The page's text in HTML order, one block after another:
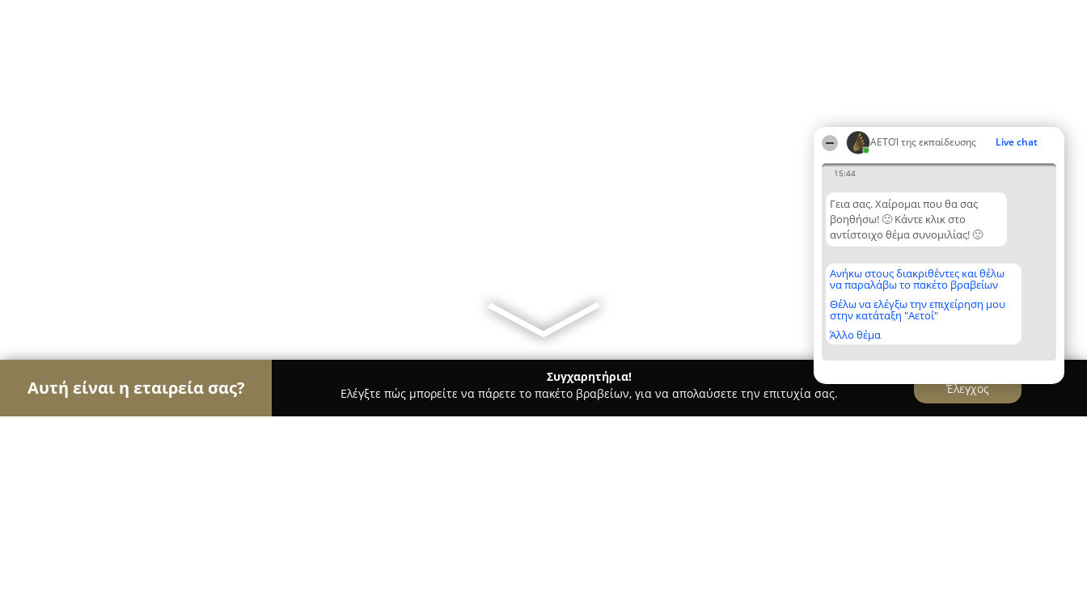
ΑΕΤΟΊ της εκπαίδευσης Live chat
15:44
Γεια σας. Χαίρομαι που θα σας
βοηθήσω! 🙂 Κάντε κλικ στο
αντίστοιχο θέμα συνομιλίας! 🙂
Ανήκω στους διακριθέντες και θέλω
να παραλάβω το πακέτο βραβείων
Θέλω να ελέγξω την επιχείρηση μου
στην κατάταξη "Αετοί"
Άλλο θέμα
Αυτή είναι η εταιρεία σας?
Συγχαρητήρια!
Ελέγξτε πώς μπορείτε να πάρετε το πακέτο βραβείων, για να απολαύσετε την επιτυχία σας.
Έλεγχος